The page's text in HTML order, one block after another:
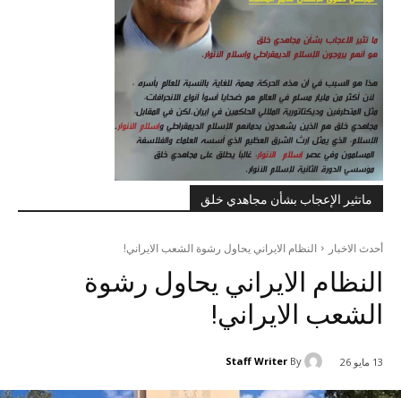
ماتثير الإعجاب بشأن مجاهدي خلق
أحدث الاخبار النظام الايراني يحاول رشوة الشعب الايراني!
النظام الايراني يحاول رشوة
الشعب الايراني!
13 مايو 26 By
Staff Writer